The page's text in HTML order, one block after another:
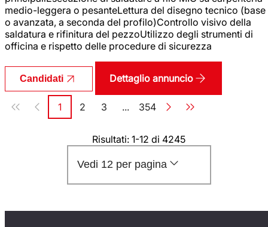
medio-leggera o pesanteLettura del disegno tecnico (base
o avanzata, a seconda del profilo)Controllo visivo della
saldatura e rifinitura del pezzoUtilizzo degli strumenti di
officina e rispetto delle procedure di sicurezza
Candidati Dettaglio annuncio
Paginazione
Pagina
1 Pagina
2 Pagina
3 ... Pagina
354
Risultati: 1-12 di 4245
Vedi 12 per pagina